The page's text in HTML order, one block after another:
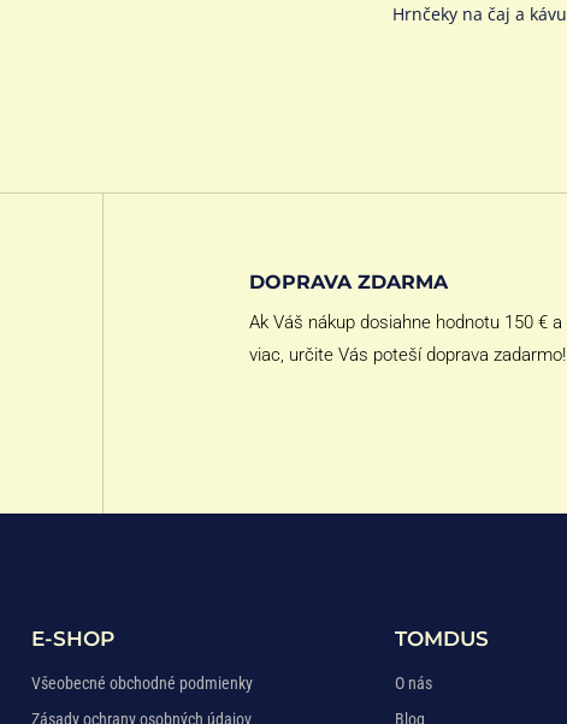
Hrnčeky na čaj a kávu
DOPRAVA ZDARMA
Ak Váš nákup dosiahne hodnotu 150 € a
viac, určite Vás poteší doprava zadarmo!
E-SHOP
Všeobecné obchodné podmienky
Zásady ochrany osobných údajov
TOMDUS
O nás
Blog